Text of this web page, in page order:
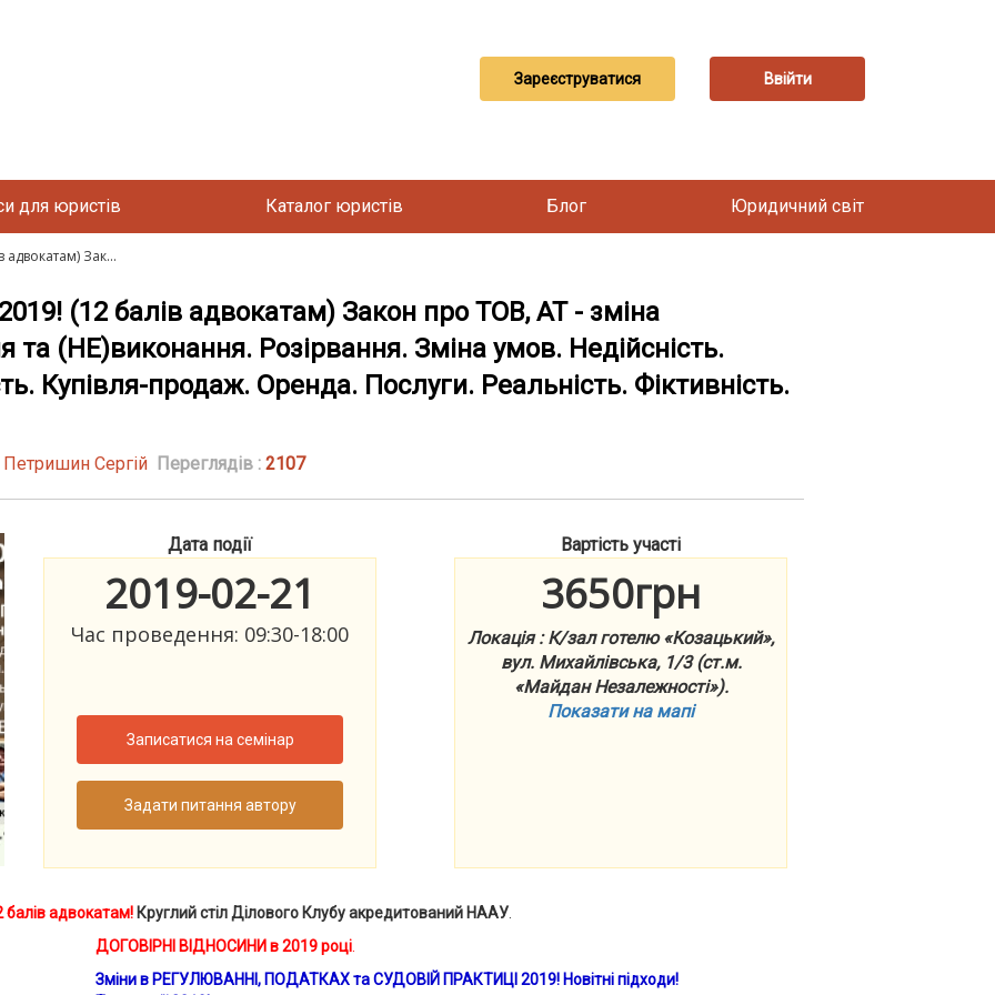
Зареєструватися Ввійти
для юристів Каталог юристів Блог Юридичний світ
Зак...
(12 балів адвокатам) Закон про ТОВ, АТ - зміна
(НЕ)виконання. Розірвання. Зміна умов. Недійсність.
Купівля-продаж. Оренда. Послуги. Реальність. Фіктивність.
Сергій Переглядів : 2107
Дата події
2019-02-21
Час проведення: 09:30-18:00
Записатися на семінар
Задати питання автору
Вартість участі
3650грн
Локація : К/зал готелю «Козацький»,
вул. Михайлівська, 1/3 (ст.м.
«Майдан Незалежності»).
Показати на мапі
балів адвокатам! Круглий стіл Ділового Клубу акредитований НААУ
ДОГОВІРНІ ВІДНОСИНИ в 2019 році
Зміни в РЕГУЛЮВАННІ, ПОДАТКАХ та СУДОВІЙ ПРАКТИЦІ 2019! Новітні підходи!